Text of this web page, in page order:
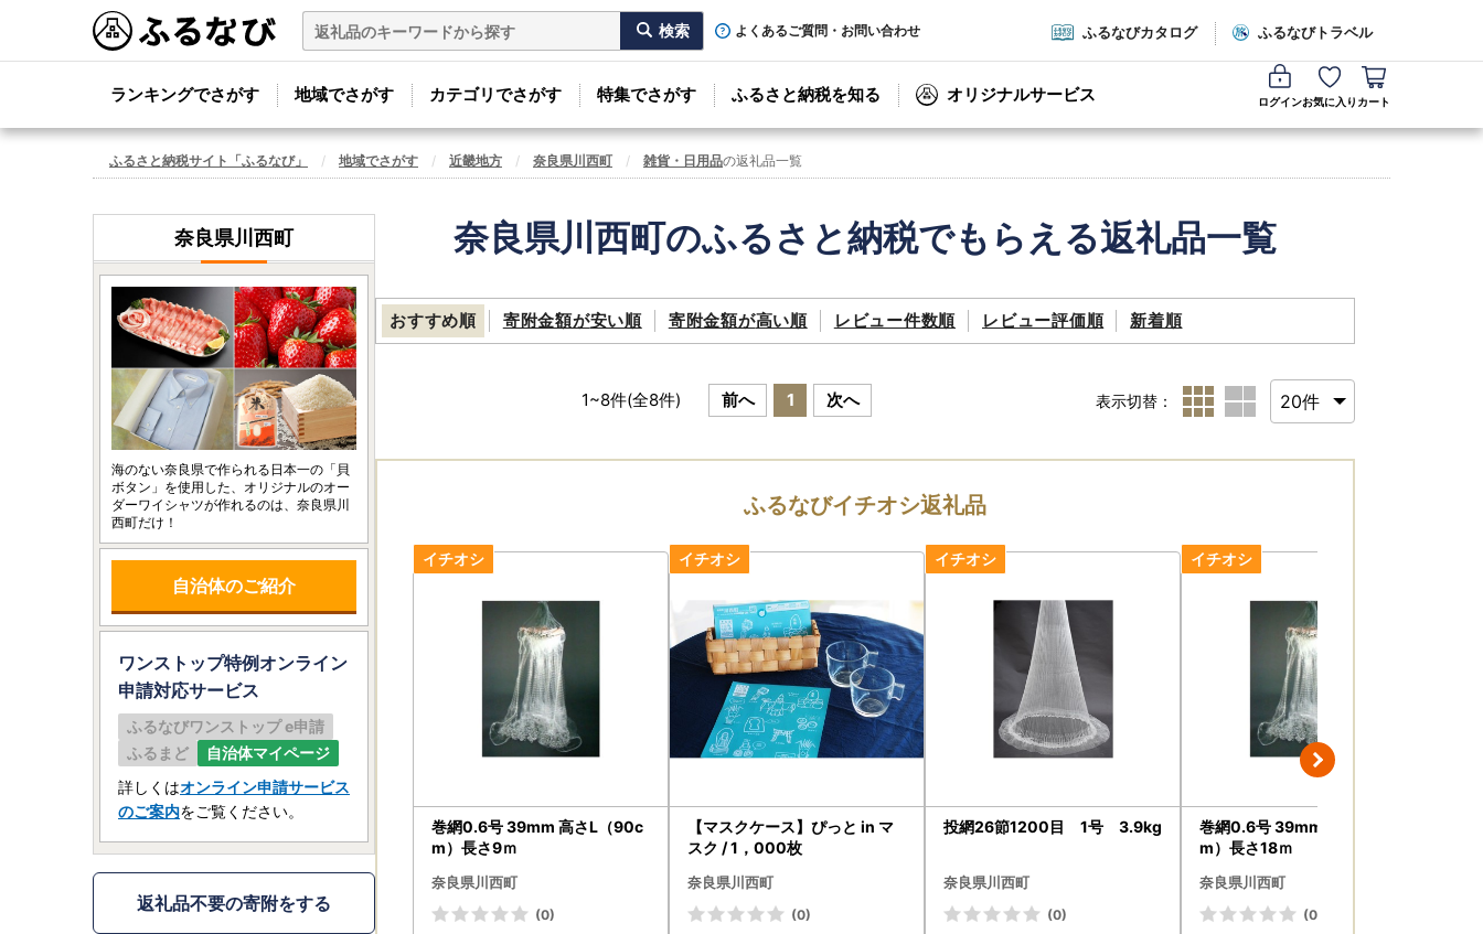
よくあるご質問・お問い合わせ ふるなびカタログ ふるなびトラベル
ランキングでさがす 地域でさがす カテゴリでさがす 特集でさがす ふるさと納税を知る オリジナルサービス ログインお気に入り カート
ふるさと納税サイト「ふるなび」 地域でさがす 近畿地方 奈良県川西町 雑貨・日用品の返礼品一覧
奈良県川西町のふるさと納税でもらえる返礼品一覧
おすすめ順 寄附金額が安い順 寄附金額が高い順 レビュー件数順 レビュー評価順 新着順
1~8件(全8件) 前へ 1 次へ 表示切替：
ふるなびイチオシ返礼品
巻網0.6号 39mm 高さL（90c
m）長さ9ｍ
奈良県川西町
(0)
【マスクケース】ぴっと in マ
スク / 1，000枚
奈良県川西町
(0)
投網26節1200目 1号 3.9kg
奈良県川西町
(0)
巻網0.6号 39mm 高さL（90c
m）長さ18ｍ
奈良県川西町
(0)
奈良県川西町
海のない奈良県で作られる日本一の「貝
ボタン」を使用した、オリジナルのオー
ダーワイシャツが作れるのは、奈良県川
西町だけ！
自治体のご紹介
ワンストップ特例オンライン
申請対応サービス
ふるなびワンストップ e申請
ふるまど
自治体マイページ
詳しくはオンライン申請サービス
のご案内をご覧ください。
返礼品不要の寄附をする